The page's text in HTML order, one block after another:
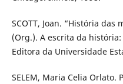
SCOTT, Joan. “História das
(Org.). A escrita da
Editora da Universidade
SELEM, Maria Celia Orlato.